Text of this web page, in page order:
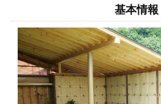
基本情報